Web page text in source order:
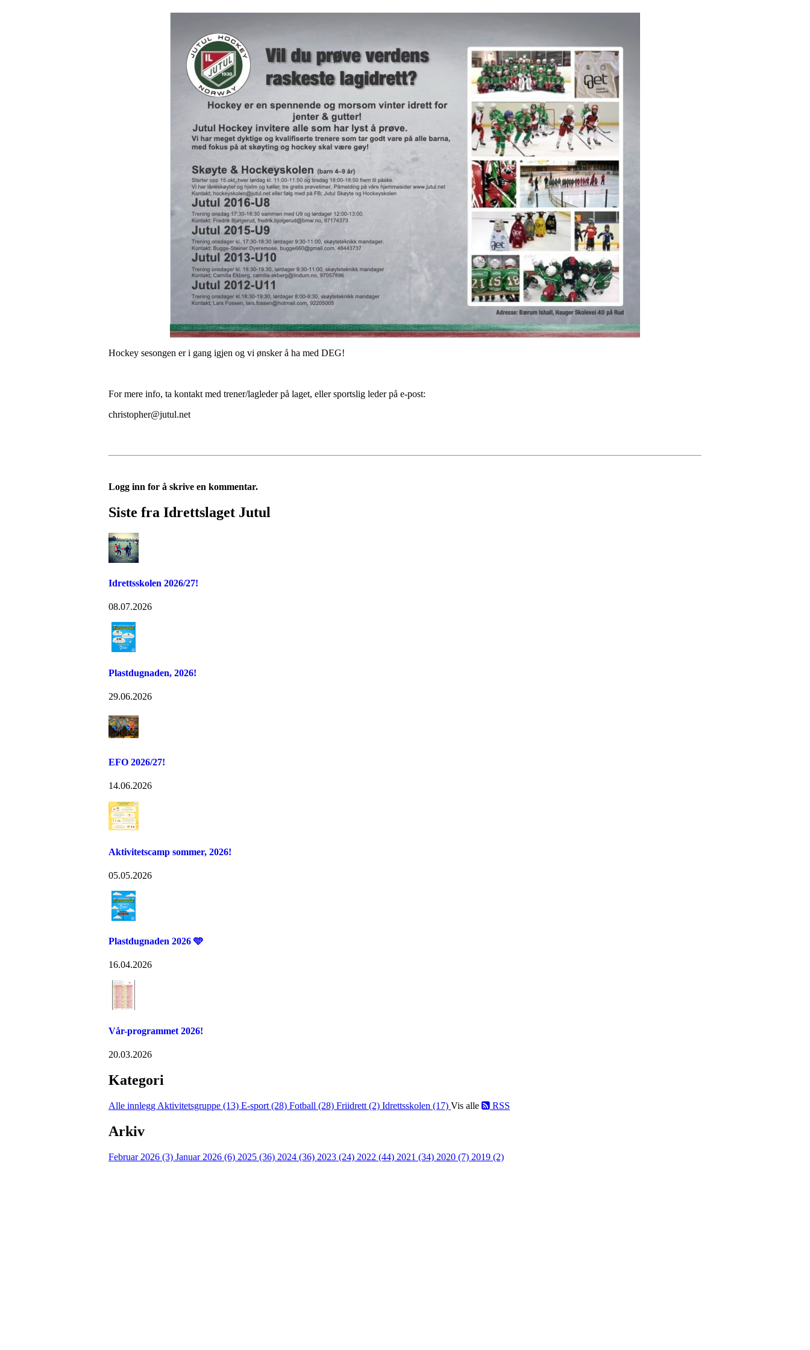
Hockey sesongen er i gang igjen og vi ønsker å ha med DEG!
For mere info, ta kontakt med trener/lagleder på laget, eller sportslig leder på e-post:
christopher@jutul.net
Logg inn for å skrive en kommentar.
Siste fra Idrettslaget Jutul
Idrettsskolen 2026/27!
08.07.2026
Plastdugnaden, 2026!
29.06.2026
EFO 2026/27!
14.06.2026
Aktivitetscamp sommer, 2026!
05.05.2026
Plastdugnaden 2026 🩵
16.04.2026
Vår-programmet 2026!
20.03.2026
Kategori
Alle innlegg Aktivitetsgruppe (13) E-sport (28) Fotball (28) Friidrett (2) Idrettsskolen (17) Vis alle RSS
Arkiv
Februar 2026 (3) Januar 2026 (6) 2025 (36) 2024 (36) 2023 (24) 2022 (44) 2021 (34) 2020 (7) 2019 (2)